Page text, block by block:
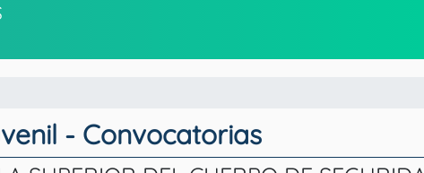
- Convocatorias